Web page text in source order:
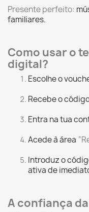
Presente perfeito:
familiares.
Como usar o
digital?
Escolhe o
Recebe o
Entra na tua
Acede à área
Introduz o
ativa de
A confiança